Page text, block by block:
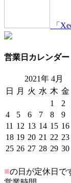
「
営業日カレンダー
2021年4月
日
月 火 水 木 金
1
2
4
5 6 7 8 9
11 12 13 14 15 16
18 19 20 21 22 23
25 26 27 28 29 30
■の日が定休日で